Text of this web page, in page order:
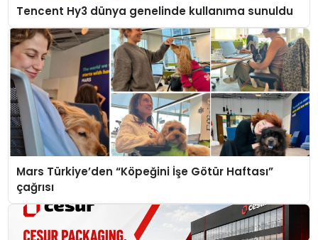
Tencent Hy3 dünya genelinde kullanıma sunuldu
Mars Türkiye’den “Köpeğini İşe Götür Haftası”
çağrısı